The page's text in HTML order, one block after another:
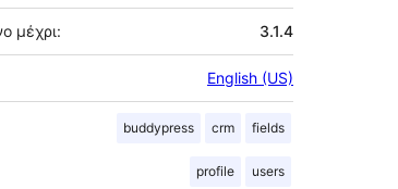
μέχρι: 3.1.4
English (US)
buddypress crm fields
profile users